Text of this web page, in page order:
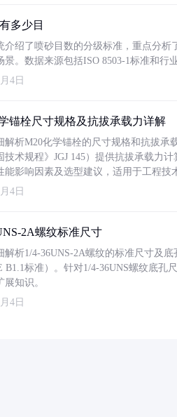
多少目
介绍了喷砂目数的分级标准，重点分析
景。数据来源包括ISO 8503-1标准和行
4日
锚栓尺寸规格及抗拔承载力详解
解析M20化学锚栓的尺寸规格和抗拔
技术规程》JGJ 145）提供抗拔承载力
能影响因素及选型建议，适用于工程技
4日
2A螺纹标准尺寸
解析1/4-36UNS-2A螺纹的标准尺寸及
B1.1标准）。针对1/4-36UNS螺纹底
知识。
4日